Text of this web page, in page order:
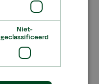
Niet-
geclassificeerd